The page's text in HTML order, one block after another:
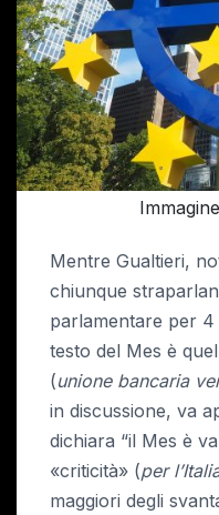
Mentre Gualtieri,
chiunque
parlamentare per
testo del Mes è
(unione bancaria
in discussione, va
dichiara “il Mes è
«criticità» (per
maggiori degli